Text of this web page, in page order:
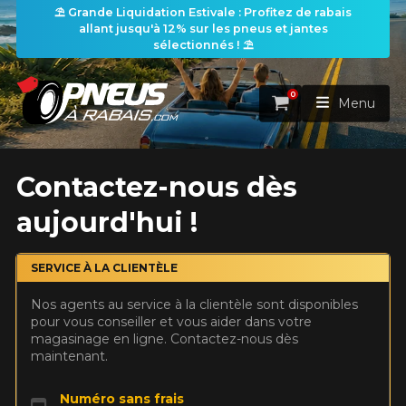
⛱️ Grande Liquidation Estivale : Profitez de rabais
allant jusqu'à 12% sur les pneus et jantes
sélectionnés ! ⛱️
PNEUS
RECHERCHE DE PNEUS VOIR TOUT
Rechercher par
Par dimensions Par véhicule
ROUES
RECHERCHE DE ROUES
ENSEMBLES
PROMOTIONS
Panier
0
Menu
Contactez-nous dès
aujourd'hui !
SERVICE À LA CLIENTÈLE
Nos agents au service à la clientèle sont disponibles
pour vous conseiller et vous aider dans votre
magasinage en ligne. Contactez-nous dès
maintenant.
Numéro sans frais